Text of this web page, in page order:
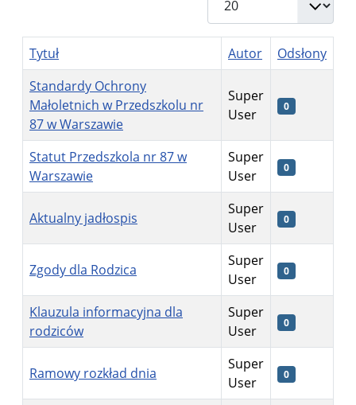
Tytuł Autor
Odsłony
Standardy Ochrony
Małoletnich w Przedszkolu nr
87 w Warszawie
Super
User
0
Statut Przedszkola nr 87 w
Warszawie
Super
User
0
Aktualny jadłospis
Super
User
0
Zgody dla Rodzica
Super
User
0
Klauzula informacyjna dla
rodziców
Super
User
0
Ramowy rozkład dnia
Super
User
0